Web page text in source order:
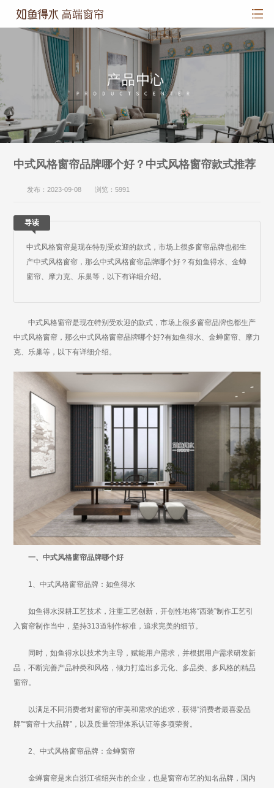
中式风格窗帘品牌哪个好？中式风格窗帘款式推荐
发布：2023-09-08 浏览：5991
导读
中式风格窗帘是现在特别受欢迎的款式，市场上很多窗帘品牌也都生
产中式风格窗帘，那么中式风格窗帘品牌哪个好？有如鱼得水、金蝉
窗帘、摩力克、乐巢等，以下有详细介绍。
中式风格窗帘是现在特别受欢迎的款式，市场上很多窗帘品牌也都生产
中式风格窗帘，那么中式风格窗帘品牌哪个好?有如鱼得水、金蝉窗帘、摩力
克、乐巢等，以下有详细介绍。
一、中式风格窗帘品牌哪个好
1、中式风格窗帘品牌：如鱼得水
如鱼得水深耕工艺技术，注重工艺创新，开创性地将“西装”制作工艺引
入窗帘制作当中，坚持313道制作标准，追求完美的细节。
同时，如鱼得水以技术为主导，赋能用户需求，并根据用户需求研发新
品，不断完善产品种类和风格，倾力打造出多元化、多品类、多风格的精品
窗帘。
以满足不同消费者对窗帘的审美和需求的追求，获得“消费者最喜爱品
牌”“窗帘十大品牌”，以及质量管理体系认证等多项荣誉。
2、中式风格窗帘品牌：金蝉窗帘
金蝉窗帘是来自浙江省绍兴市的企业，也是窗帘布艺的知名品牌，国内